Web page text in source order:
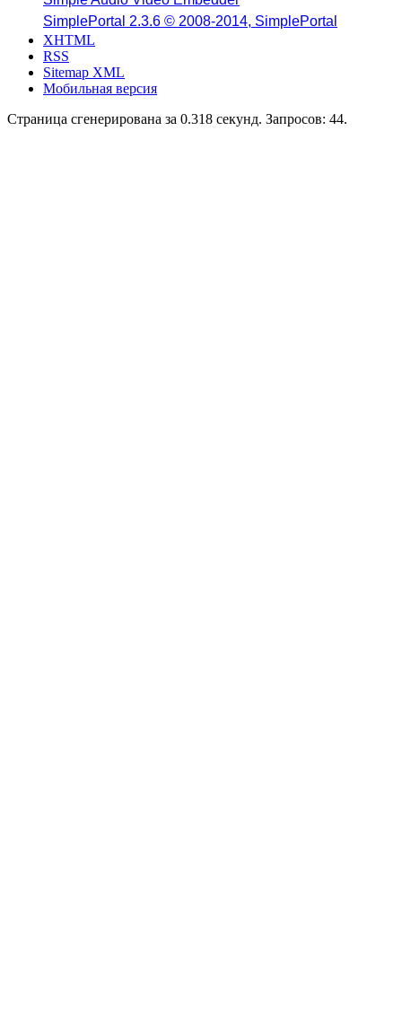
SimplePortal 2.3.6 © 2008-2014, SimplePortal
XHTML
RSS
Sitemap XML
Мобильная версия
Страница сгенерирована за 0.318 секунд. Запросов: 44.